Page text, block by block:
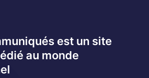
est un site
au monde